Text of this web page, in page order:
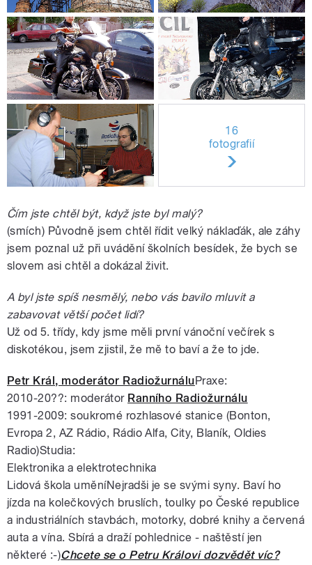
16
fotografií
Čím jste chtěl být, když jste byl malý?
(smích) Původně jsem chtěl řídit velký náklaďák, ale záhy
jsem poznal už při uvádění školních besídek, že bych se
slovem asi chtěl a dokázal živit.
A byl jste spíš nesmělý, nebo vás bavilo mluvit a
zabavovat větší počet lidí?
Už od 5. třídy, kdy jsme měli první vánoční večírek s
diskotékou, jsem zjistil, že mě to baví a že to jde.
Petr Král, moderátor RadiožurnáluPraxe:
2010-20??: moderátor Ranního Radiožurnálu
1991-2009: soukromé rozhlasové stanice (Bonton,
Evropa 2, AZ Rádio, Rádio Alfa, City, Blaník, Oldies
Radio)Studia:
Elektronika a elektrotechnika
Lidová škola uměníNejradši je se svými syny. Baví ho
jízda na kolečkových bruslích, toulky po České republice
a industriálních stavbách, motorky, dobré knihy a červená
auta a vína. Sbírá a draží pohlednice - naštěstí jen
některé :-)Chcete se o Petru Královi dozvědět víc?